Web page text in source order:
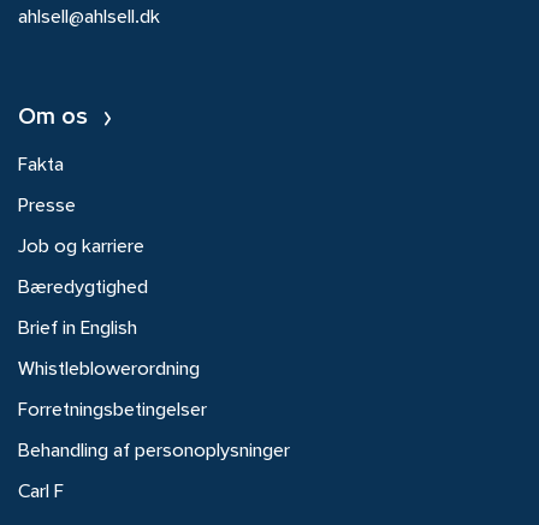
ahlsell@ahlsell.dk
Om os
Fakta
Presse
Job og karriere
Bæredygtighed
Brief in English
Whistleblowerordning
Forretningsbetingelser
Behandling af personoplysninger
Carl F